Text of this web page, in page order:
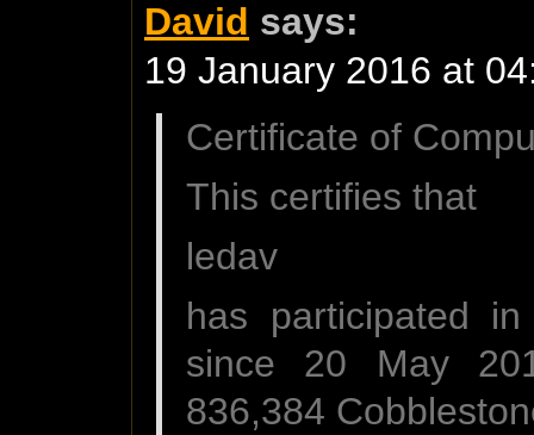
David says:
19 January 2016 at
Certificate of
This certifies that
ledav
has participated
since 20 May
836,384